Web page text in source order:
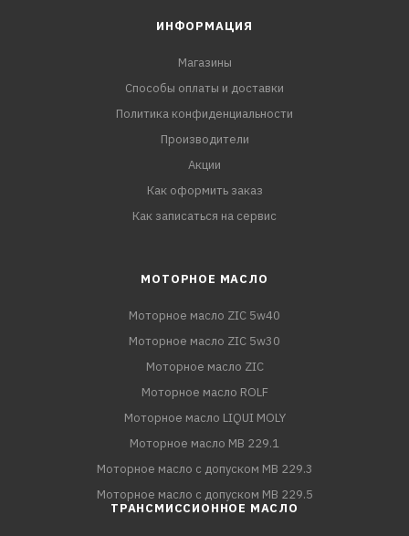
ИНФОРМАЦИЯ
Магазины
Способы оплаты и доставки
Политика конфиденциальности
Производители
Акции
Как оформить заказ
Как записаться на сервис
МОТОРНОЕ МАСЛО
Моторное масло ZIC 5w40
Моторное масло ZIC 5w30
Моторное масло ZIC
Моторное масло ROLF
Моторное масло LIQUI MOLY
Моторное масло MB 229.1
Моторное масло с допуском MB 229.3
Моторное масло с допуском MB 229.5
ТРАНСМИССИОННОЕ МАСЛО